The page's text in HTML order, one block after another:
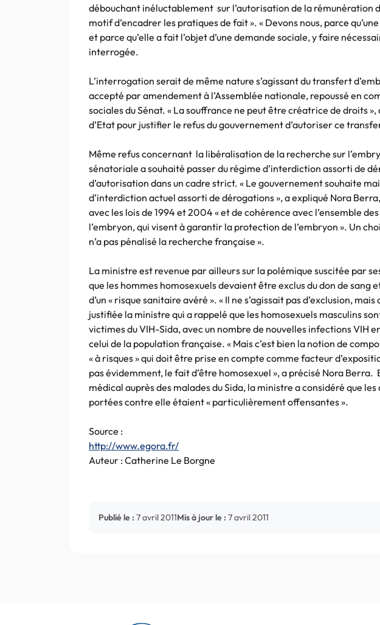
débouchant inéluctablement sur l’autorisation de la rémunération
motif d’encadrer les pratiques de fait ». « Devons nous, parce
et parce qu’elle a fait l’objet d’une demande sociale, y faire
interrogée.
L’interrogation serait de même nature s’agissant du transfert
accepté par amendement à l’Assemblée nationale, repoussé en
sociales du Sénat. « La souffrance ne peut être créatrice de droits
d’Etat pour justifier le refus du gouvernement d’autoriser ce
Même refus concernant la libéralisation de la recherche sur
sénatoriale a souhaité passer du régime d’interdiction assorti de
d’autorisation dans un cadre strict. « Le gouvernement souhaite
d’interdiction actuel assorti de dérogations », a expliqué Nora
avec les lois de 1994 et 2004 « et de cohérence avec l’ensemble
l’embryon, qui visent à garantir la protection de l’embryon ». Un
n’a pas pénalisé la recherche française ».
La ministre est revenue par ailleurs sur la polémique suscitée par
que les hommes homosexuels devaient être exclus du don de sang
d’un « risque sanitaire avéré ». « Il ne s’agissait pas d’exclusion,
justifiée la ministre qui a rappelé que les homosexuels masculins
victimes du VIH-Sida, avec un nombre de nouvelles infections VIH
celui de la population française. « Mais c’est bien la notion de
« à risques » qui doit être prise en compte comme facteur
pas évidemment, le fait d’être homosexuel », a précisé Nora Berra.
médical auprès des malades du Sida, la ministre a considéré que
portées contre elle étaient « particulièrement offensantes ».
Source :
http://www.egora.fr/
Auteur : Catherine Le Borgne
Publié le : 7 avril 2011Mis à jour le : 7 avril 2011